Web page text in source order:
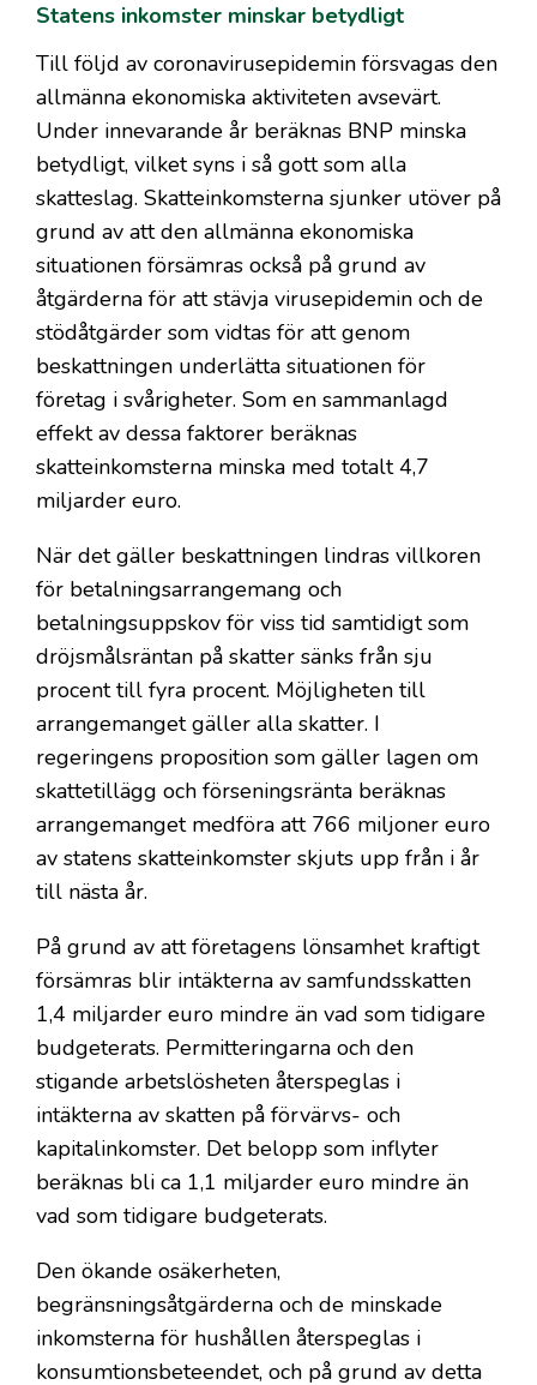
Statens inkomster minskar betydligt
Till följd av coronavirusepidemin försvagas den
allmänna ekonomiska aktiviteten avsevärt.
Under innevarande år beräknas BNP minska
betydligt, vilket syns i så gott som alla
skatteslag. Skatteinkomsterna sjunker utöver på
grund av att den allmänna ekonomiska
situationen försämras också på grund av
åtgärderna för att stävja virusepidemin och de
stödåtgärder som vidtas för att genom
beskattningen underlätta situationen för
företag i svårigheter. Som en sammanlagd
effekt av dessa faktorer beräknas
skatteinkomsterna minska med totalt 4,7
miljarder euro.
När det gäller beskattningen lindras villkoren
för betalningsarrangemang och
betalningsuppskov för viss tid samtidigt som
dröjsmålsräntan på skatter sänks från sju
procent till fyra procent. Möjligheten till
arrangemanget gäller alla skatter. I
regeringens proposition som gäller lagen om
skattetillägg och förseningsränta beräknas
arrangemanget medföra att 766 miljoner euro
av statens skatteinkomster skjuts upp från i år
till nästa år.
På grund av att företagens lönsamhet kraftigt
försämras blir intäkterna av samfundsskatten
1,4 miljarder euro mindre än vad som tidigare
budgeterats. Permitteringarna och den
stigande arbetslösheten återspeglas i
intäkterna av skatten på förvärvs- och
kapitalinkomster. Det belopp som inflyter
beräknas bli ca 1,1 miljarder euro mindre än
vad som tidigare budgeterats.
Den ökande osäkerheten,
begränsningsåtgärderna och de minskade
inkomsterna för hushållen återspeglas i
konsumtionsbeteendet, och på grund av detta